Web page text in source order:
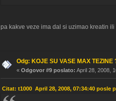
pa kakve veze ima dal si uzimao kreatin ili
Odg: KOJE SU VASE MAX TEZINE
« Odgovor #9 poslato: April 28, 2008,
Citat: t1000 April 28, 2008, 07:34:40 posle